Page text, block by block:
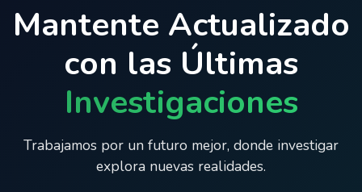
Mantente Actualizado
con las Últimas
Investigaciones
Trabajamos por un futuro mejor, donde investigar
explora nuevas realidades.